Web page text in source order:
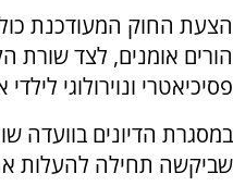
הצעת החוק המעודכנת
הורים אומנים, לצד שורת
פסיכיאטרי ונוירולוגי
במסגרת הדיונים בוועדה
שביקשה תחילה להעלות